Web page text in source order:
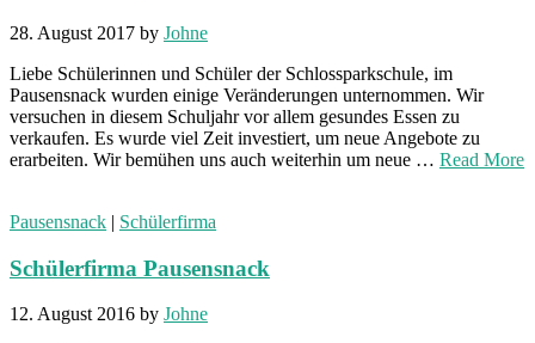
28. August 2017 by Johne
Liebe Schülerinnen und Schüler der Schlossparkschule, im
Pausensnack wurden einige Veränderungen unternommen. Wir
versuchen in diesem Schuljahr vor allem gesundes Essen zu
verkaufen. Es wurde viel Zeit investiert, um neue Angebote zu
erarbeiten. Wir bemühen uns auch weiterhin um neue … Read More
Pausensnack | Schülerfirma
Schülerfirma Pausensnack
12. August 2016 by Johne